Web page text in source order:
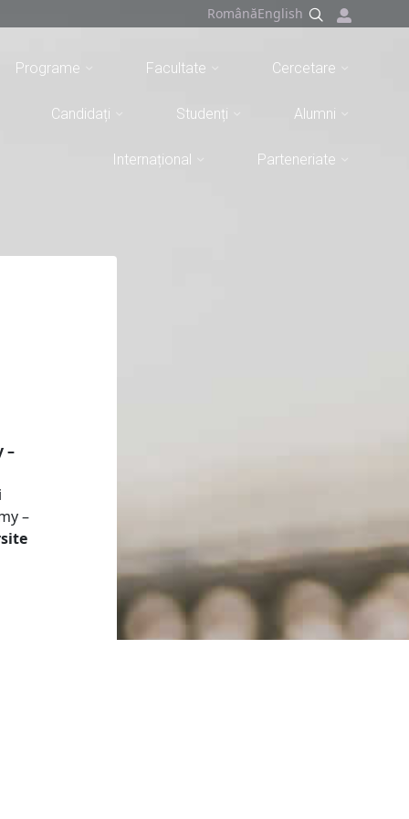
RomânăEnglish
Programe Facultate Cercetare
Candidați Studenți Alumni
Internațional Parteneriate
–
–